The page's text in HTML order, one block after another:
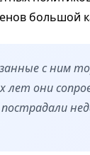
большой
с ним
они
пострадали